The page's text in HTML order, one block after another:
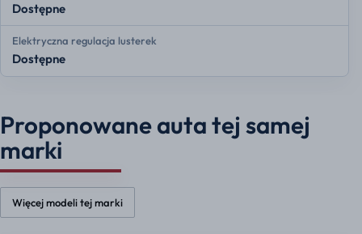
Dostępne
Elektryczna regulacja lusterek
Dostępne
Proponowane auta tej samej
marki
Więcej modeli tej marki